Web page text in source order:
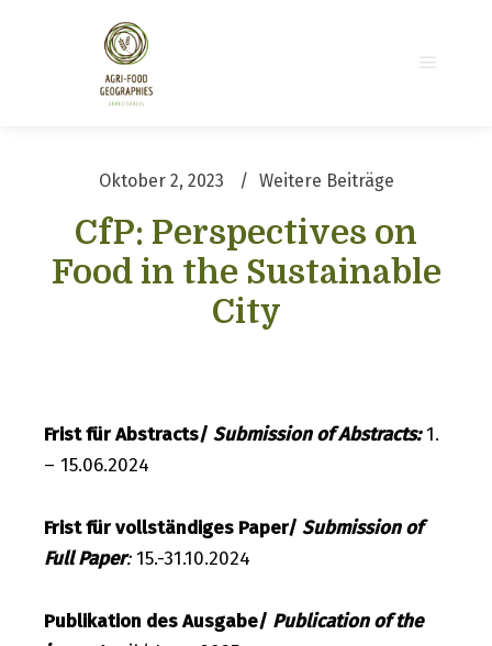
Oktober 2, 2023 Weitere Beiträge
CfP: Perspectives on
Food in the Sustainable
City
Frist für Abstracts/ Submission of Abstracts:1.
– 15.06.2024
Frist für vollständiges Paper/ Submission of
Full Paper:15.-31.10.2024
Publikation des Ausgabe/ Publication of the